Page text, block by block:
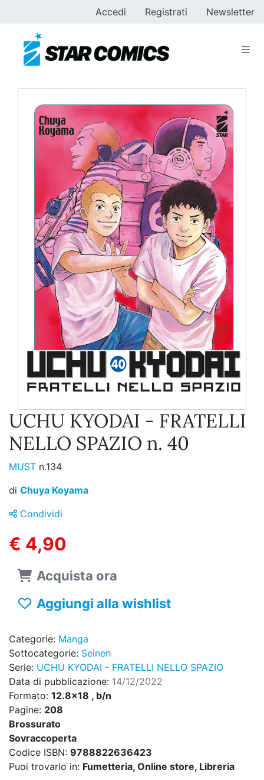
Accedi Registrati Newsletter
UCHU KYODAI - FRATELLI
NELLO SPAZIO n. 40
MUST n.134
di Chuya Koyama
Condividi
€ 4,90
Acquista ora
Aggiungi alla wishlist
Categorie: Manga
Sottocategorie: Seinen
Serie: UCHU KYODAI - FRATELLI NELLO SPAZIO
Data di pubblicazione: 14/12/2022
Formato: 12.8x18 , b/n
Pagine: 208
Brossurato
Sovraccoperta
Codice ISBN: 9788822636423
Puoi trovarlo in: Fumetteria, Online store, Libreria